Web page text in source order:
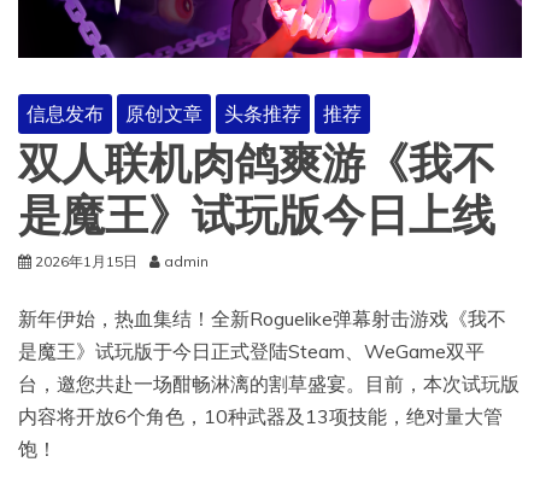
信息发布 原创文章 头条推荐 推荐
双人联机肉鸽爽游《我不
是魔王》试玩版今日上线
2026年1月15日 admin
新年伊始，热血集结！全新Roguelike弹幕射击游戏《我不
是魔王》试玩版于今日正式登陆Steam、WeGame双平
台，邀您共赴一场酣畅淋漓的割草盛宴。目前，本次试玩版
内容将开放6个角色，10种武器及13项技能，绝对量大管
饱！